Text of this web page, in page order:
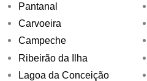
Pantanal
Carvoeira
Campeche
Ribeirão da Ilha
Lagoa da Conceição